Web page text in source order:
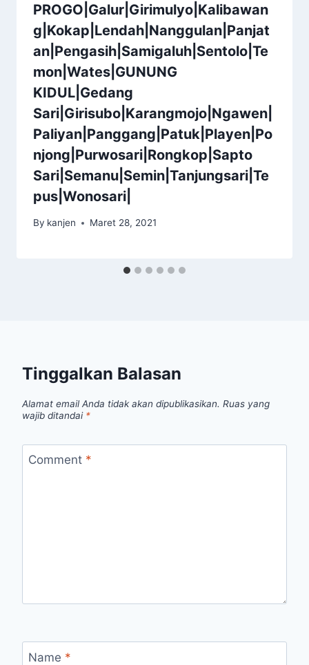
PROGO|Galur|Girimulyo|Kalibawan
g|Kokap|Lendah|Nanggulan|Panjat
an|Pengasih|Samigaluh|Sentolo|Te
mon|Wates|GUNUNG
KIDUL|Gedang
Sari|Girisubo|Karangmojo|Ngawen|
Paliyan|Panggang|Patuk|Playen|Po
njong|Purwosari|Rongkop|Sapto
Sari|Semanu|Semin|Tanjungsari|Te
pus|Wonosari|
By kanjen Maret 28, 2021
Tinggalkan Balasan
Alamat email Anda tidak akan dipublikasikan. Ruas yang
wajib ditandai *
Comment *
Name *